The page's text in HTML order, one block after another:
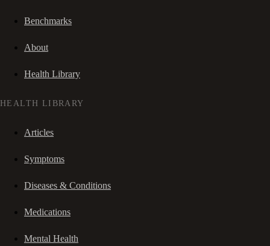
Benchmarks
About
Health Library
HEALTH LIBRARY
Articles
Symptoms
Diseases & Conditions
Medications
Mental Health